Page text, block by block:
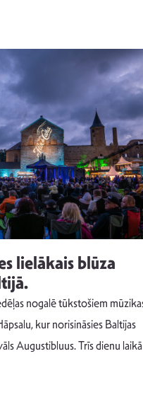
lielākais blūza
nogalē tūkstošiem
kur norisināsies Baltijas
Augustibluus. Trīs dienu laikā